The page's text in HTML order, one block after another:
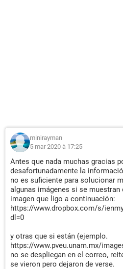
minirayman
5 mar 2020 à 17:25
Antes que nada muchas gracias
desafortunadamente la
no es suficiente para solucionar
algunas imágenes si se muestran
imagen que ligo a continuación:
https://www.dropbox.com/s/
dl=0
y otras que si están (ejemplo.
https://www.pveu.unam.mx/
no se despliegan en el correo,
se vieron pero dejaron de verse.